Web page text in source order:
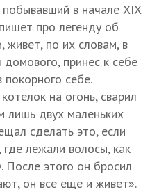
в начале XIX
про легенду об
по их словам, в
принес к себе
себе.
на огонь, сварил
лишь двух маленьких
сделать это, если
лежали волосы, как
После этого он бросил
он все еще и живет».